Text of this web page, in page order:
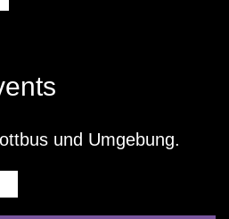
und Umgebung.